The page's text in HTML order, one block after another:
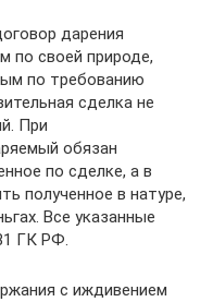
дарения
по своей природе,
по требованию
сделка не
При
обязан
по сделке, а в
полученное в натуре,
Все указанные
ГК РФ.
с иждивением